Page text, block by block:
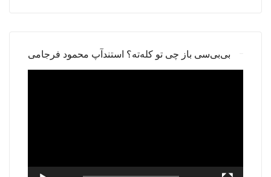
بی‌بی‌سی باز چی تو کله‌ته؟ استندآپ محمود فرجامی